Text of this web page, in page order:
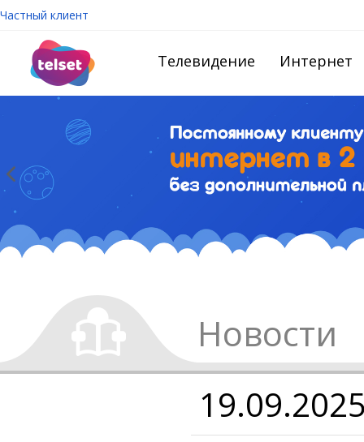
Частный клиент
Телевидение Интернет
Новости